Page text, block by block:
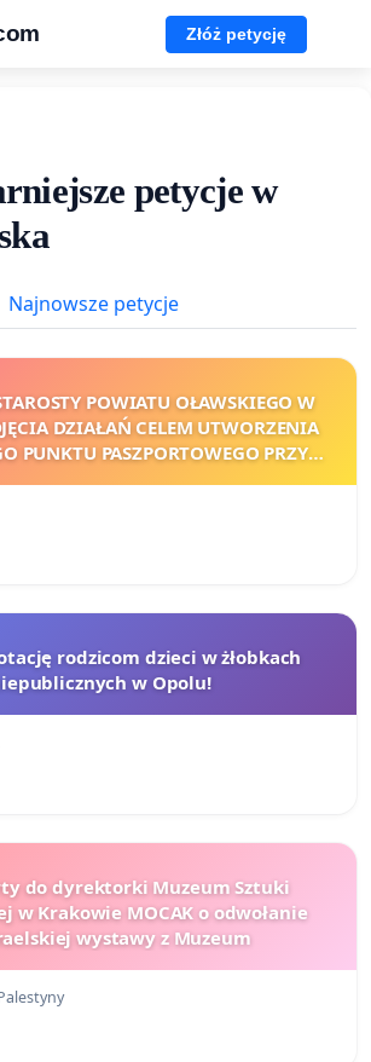
Złóż petycję
petycje w
Najnowsze petycje
DZIAŁAŃ CELEM UTWORZENIA
PUNKTU PASZPORTOWEGO PRZY
rodzicom dzieci w żłobkach
w Opolu!
do dyrektorki Muzeum Sztuki
w Krakowie MOCAK o odwołanie
wystawy z Muzeum